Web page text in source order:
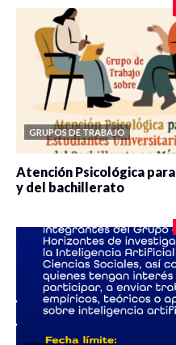
GRUPOS DE TRABAJO
Atención Psicológica
y del bachillerato